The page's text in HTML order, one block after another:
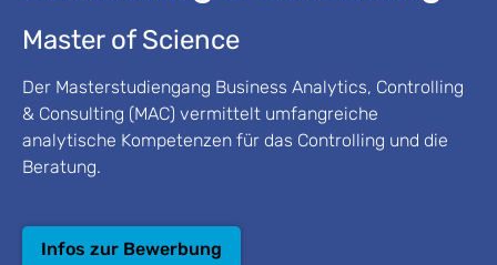
Master of Science
Der Masterstudiengang Business Analytics, Controlling
& Consulting (MAC) vermittelt umfangreiche
analytische Kompetenzen für das Controlling und die
Beratung.
Infos zur Bewerbung